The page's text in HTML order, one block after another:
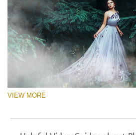
VIEW MORE